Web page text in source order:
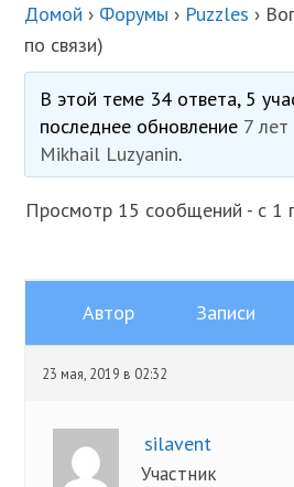
Домой › Форумы › Puzzles ›
по связи)
В этой теме 34 ответа, 5
последнее обновление 7
Mikhail Luzyanin.
Просмотр 15 сообщений - с 1
Автор Записи
23 мая, 2019 в 02:32
silavent
Участник